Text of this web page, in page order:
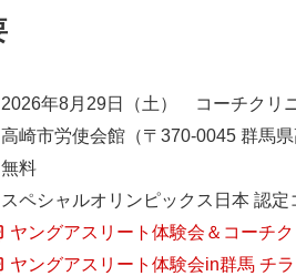
年8月29日（土） コーチクリニ
市労使会館（〒370-0045 群馬県
料
シャルオリンピックス日本 認定
ヤングアスリート体験会＆コーチ
ヤングアスリート体験会in群馬 チ